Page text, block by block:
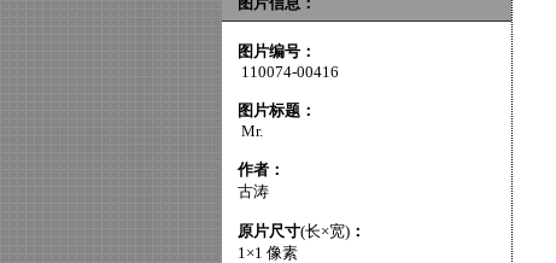
图片编号：
110074-00416
图片标题：
Mr.
作者：
古涛
原片尺寸(长×宽) ：
1×1 像素